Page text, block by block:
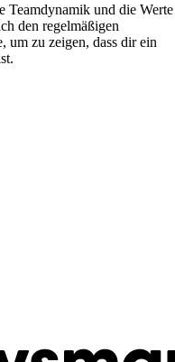
Teamdynamik und die Werte
den regelmäßigen
um zu zeigen, dass dir ein